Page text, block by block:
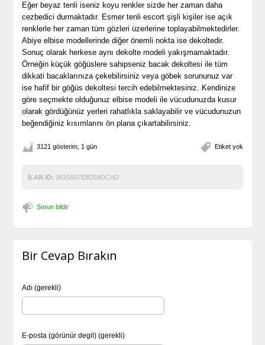
Eğer beyaz tenli iseniz koyu renkler sizde her zaman daha
cezbedici durmaktadır. Esmer tenli escort şişli kişiler ise açık
renklerle her zaman tüm gözleri üzerlerine toplayabilmektedirler.
Abiye elbise modellerinde diğer önemli nokta ise dekoltedir.
Sonuç olarak herkese aynı dekolte modeli yakışmamaktadır.
Örneğin küçük göğüslere sahipseniz bacak dekoltesi ile tüm
dikkati bacaklarınıza çekebilirsiniz veya göbek sorununuz var
ise hafif bir göğüs dekoltesi tercih edebilmektesiniz. Kendinize
göre seçmekte olduğunuz elbise modeli ile vücudunuzda kusur
olarak gördüğünüz yerleri rahatlıkla saklayabilir ve vücudunuzun
beğendiğiniz kısımlarını ön plana çıkartabilirsiniz.
Etiket yok
3121 gösterim, 1 gün
İLAN ID: 9615A57E8D59DCAD
Sorun bildir
Bir Cevap Bırakın
Adı (gerekli)
E-posta (görünür degil) (gerekli)